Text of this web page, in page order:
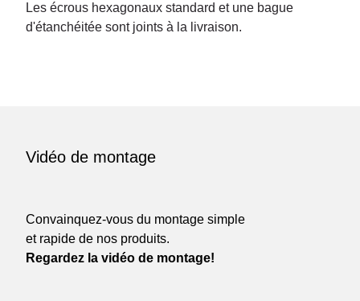
Les écrous hexagonaux standard et une bague
d'étanchéitée sont joints à la livraison.
Vidéo de montage
Convainquez-vous du montage simple
et rapide de nos produits.
Regardez la vidéo de montage!